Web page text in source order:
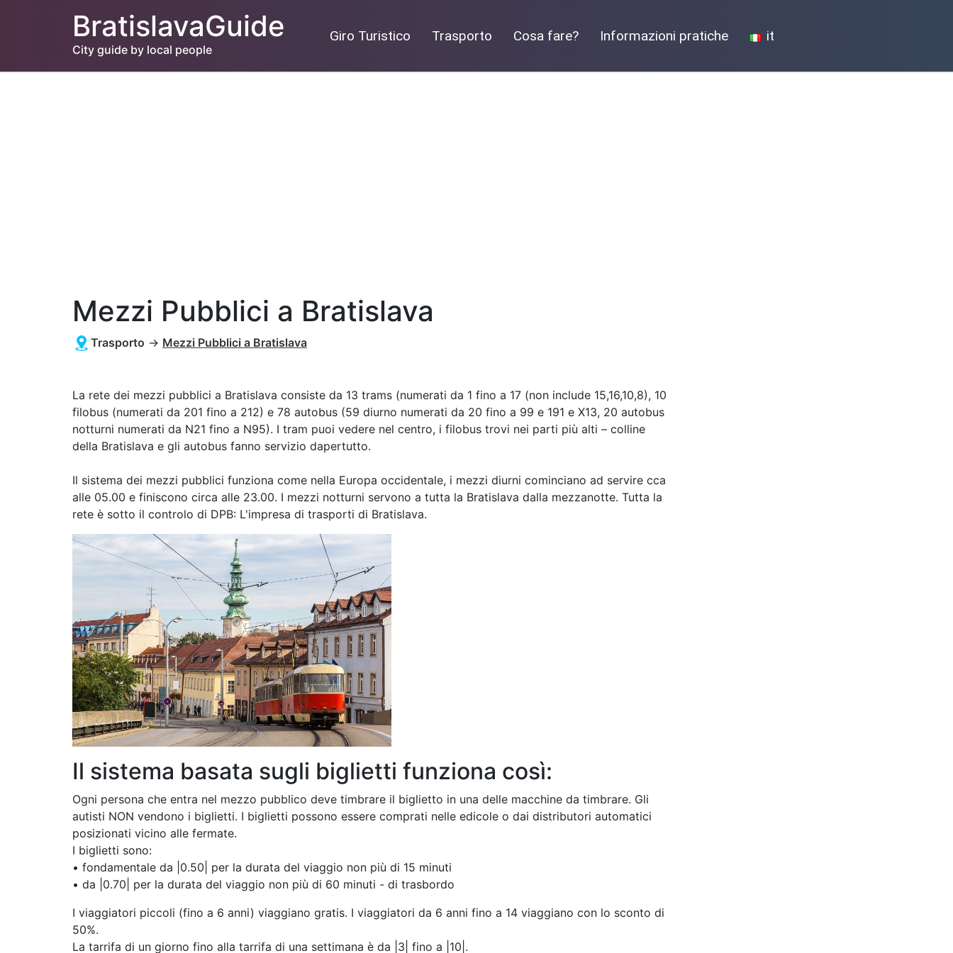
BratislavaGuide
City guide by local people
Giro Turistico Trasporto Cosa fare? Informazioni pratiche it
Mezzi Pubblici a Bratislava
Trasporto → Mezzi Pubblici a Bratislava
La rete dei mezzi pubblici a Bratislava consiste da 13 trams (numerati da 1 fino a 17 (non include 15,16,10,8), 10
filobus (numerati da 201 fino a 212) e 78 autobus (59 diurno numerati da 20 fino a 99 e 191 e X13, 20 autobus
notturni numerati da N21 fino a N95). I tram puoi vedere nel centro, i filobus trovi nei parti più alti – colline
della Bratislava e gli autobus fanno servizio dapertutto.
Il sistema dei mezzi pubblici funziona come nella Europa occidentale, i mezzi diurni cominciano ad servire cca
alle 05.00 e finiscono circa alle 23.00. I mezzi notturni servono a tutta la Bratislava dalla mezzanotte. Tutta la
rete è sotto il controlo di DPB: L'impresa di trasporti di Bratislava.
Il sistema basata sugli biglietti funziona così:
Ogni persona che entra nel mezzo pubblico deve timbrare il biglietto in una delle macchine da timbrare. Gli
autisti NON vendono i biglietti. I biglietti possono essere comprati nelle edicole o dai distributori automatici
posizionati vicino alle fermate.
I biglietti sono:
• fondamentale da |0.50| per la durata del viaggio non più di 15 minuti
• da |0.70| per la durata del viaggio non più di 60 minuti - di trasbordo
I viaggiatori piccoli (fino a 6 anni) viaggiano gratis. I viaggiatori da 6 anni fino a 14 viaggiano con lo sconto di
50%.
La tarrifa di un giorno fino alla tarrifa di una settimana è da |3| fino a |10|.